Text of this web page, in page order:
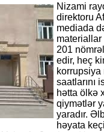
Nizami
direktoru
mediada
201
edir, heç
korrupsiya
saatlarını
hətta ölkə
qiymətlər
yaradır.
həyata